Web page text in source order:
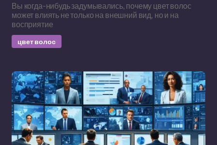
Вы когда-нибудь задумывались, почему цвет волос
может влиять не только на внешний вид, но и на
восприятие
цвет волос